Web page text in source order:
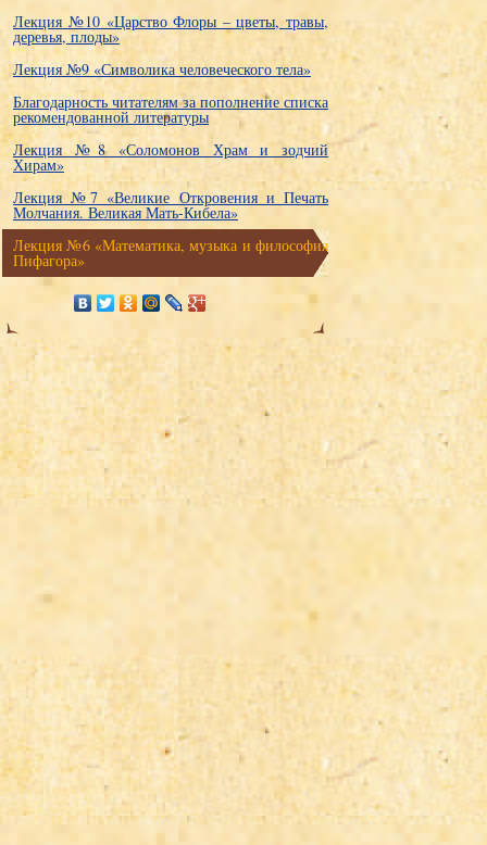
Лекция №10 «Царство Флоры – цветы, травы,
деревья, плоды»
Лекция №9 «Символика человеческого тела»
Благодарность читателям за пополнение списка
рекомендованной литературы
Лекция №8 «Соломонов Храм и зодчий
Хирам»
Лекция №7 «Великие Откровения и Печать
Молчания. Великая Мать-Кибела»
Лекция №6 «Математика, музыка и философия
Пифагора»